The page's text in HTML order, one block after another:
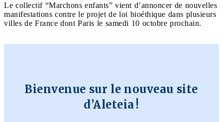
Le collectif “Marchons enfants” vient d’annoncer de nouvelles
manifestations contre le projet de loi bioéthique dans plusieurs
villes de France dont Paris le samedi 10 octobre prochain.
Bienvenue sur le nouveau site
d’Aleteia !